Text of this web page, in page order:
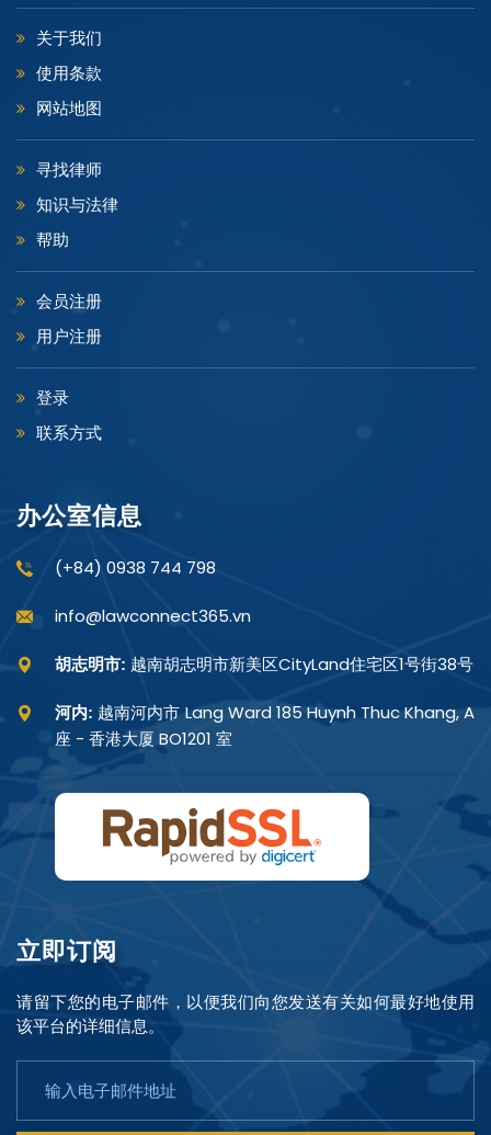
关于我们
使用条款
网站地图
寻找律师
知识与法律
帮助
会员注册
用户注册
登录
联系方式
办公室信息
(+84) 0938 744 798
info@lawconnect365.vn
胡志明市: 越南胡志明市新美区CityLand住宅区1号街38号
河内: 越南河内市 Lang Ward 185 Huynh Thuc Khang, A
座 - 香港大厦 BO1201 室
立即订阅
请留下您的电子邮件，以便我们向您发送有关如何最好地使用
该平台的详细信息。
Prestige
Justice
主色 1